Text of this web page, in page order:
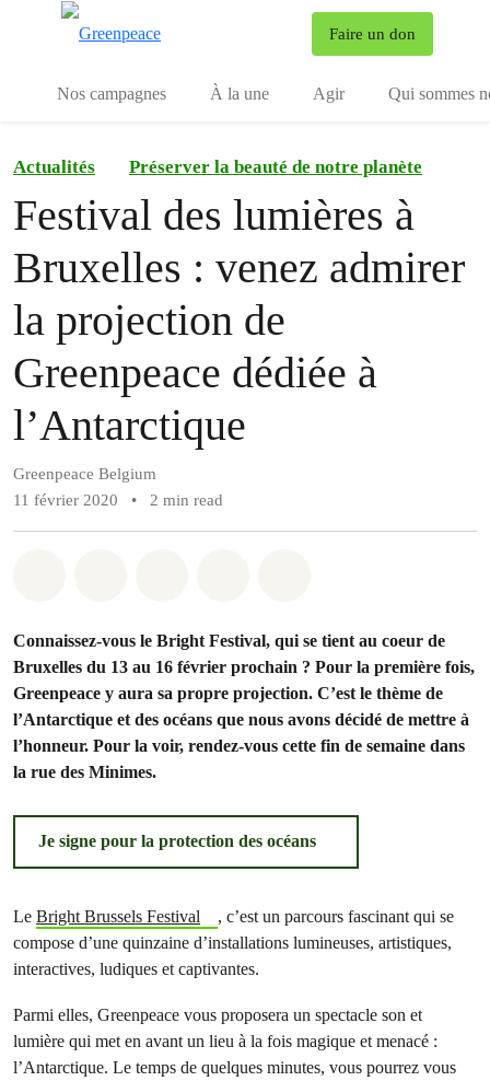
Faire un don
Nos campagnes À la une Agir Qui sommes
Actualités Préserver la beauté de notre planète
Festival des lumières à
Bruxelles : venez admirer
la projection de
Greenpeace dédiée à
l’Antarctique
Greenpeace Belgium
11 février 2020
• 2 min read
Connaissez-vous le Bright Festival, qui se tient au coeur de
Bruxelles du 13 au 16 février prochain ? Pour la première fois,
Greenpeace y aura sa propre projection. C’est le thème de
l’Antarctique et des océans que nous avons décidé de mettre à
l’honneur. Pour la voir, rendez-vous cette fin de semaine dans
la rue des Minimes.
Je signe pour la protection des océans
Le Bright Brussels Festival
, c’est un parcours fascinant qui se
compose d’une quinzaine d’installations lumineuses, artistiques,
interactives, ludiques et captivantes.
Parmi elles, Greenpeace vous proposera un spectacle son et
lumière qui met en avant un lieu à la fois magique et menacé :
l’Antarctique. Le temps de quelques minutes, vous pourrez vous